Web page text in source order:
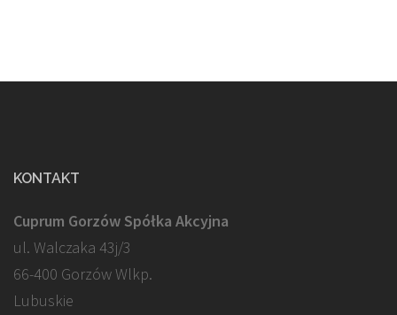
KONTAKT
Cuprum Gorzów Spółka Akcyjna
ul. Walczaka 43j/3
66-400 Gorzów Wlkp.
Lubuskie